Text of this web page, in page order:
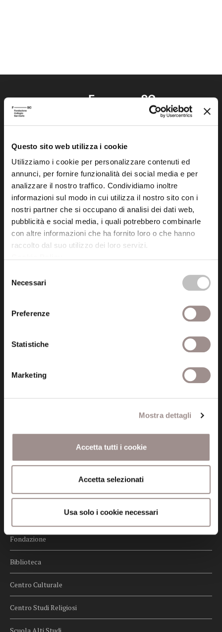
Questo sito web utilizza i cookie
Utilizziamo i cookie per personalizzare contenuti ed
annunci, per fornire funzionalità dei social media e per
analizzare il nostro traffico. Condividiamo inoltre
informazioni sul modo in cui utilizza il nostro sito con i
nostri partner che si occupano di analisi dei dati web,
pubblicità e social media, i quali potrebbero combinarle
con altre informazioni che ha fornito loro o che hanno
raccolto dal suo utilizzo dei loro servizi.
delNecessari
Preferenze
Statistiche
Marketing
Mostra dettagli
Accetta tutti i cookie
Accetta selezionati
Usa solo i cookie necessari
Fondazione Collegio San Carlo
Via San Carlo 5
41121 Modena (MO)
P.I. 00641060363
tel. 059.421211
info@fondazionesancarlo.it
fondazionecollegiosancarlo@legalmail.it
Whistleblowing
Menu
Fondazione
Biblioteca
Centro Culturale
Centro Studi Religiosi